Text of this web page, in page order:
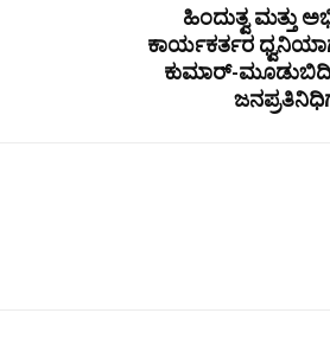
ಹಿಂದುತ್ವ ಮತ್ತು
ಕಾರ್ಯಕರ್ತರ
ಕುಮಾರ್-